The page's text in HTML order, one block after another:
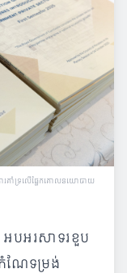
រគាំទ្រលើផ្នែកគោលនយោបាយ
អបអរសាទរខួប
កំណែទម្រង់